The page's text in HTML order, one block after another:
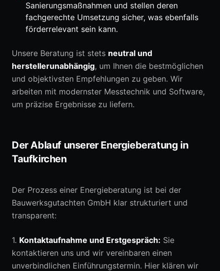
Sanierungsmaßnahmen und stellen deren
fachgerechte Umsetzung sicher, was ebenfalls
förderrelevant sein kann.
Unsere Beratung ist stets neutral und
herstellerunabhängig, um Ihnen die bestmöglichen
und objektivsten Empfehlungen zu geben. Wir
arbeiten mit modernster Messtechnik und Software,
um präzise Ergebnisse zu liefern.
Der Ablauf unserer Energieberatung in
Taufkirchen
Der Prozess einer Energieberatung ist bei der
Bauwerksgutachten GmbH klar strukturiert und
transparent:
1. Kontaktaufnahme und Erstgespräch: Sie
kontaktieren uns und wir vereinbaren einen
unverbindlichen Einführungstermin. Hier klären wir